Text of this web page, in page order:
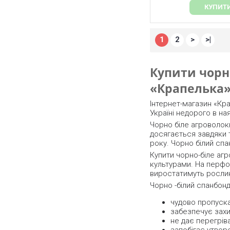
Купити
Інтернет-магазин
Україні недорого в
Чорно біле
досягається завдяки
року. Чорно білий
Купити чорно-біле
культурами. На
виростатимуть
чудово
забезпечує